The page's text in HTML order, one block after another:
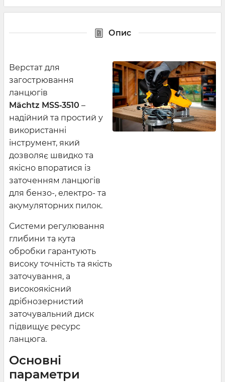
Опис
Верстат для
загострювання
ланцюгів
Mächtz MSS‑3510 –
надійний та простий у
використанні
інструмент, який
дозволяє швидко та
якісно впоратися із
заточенням ланцюгів
для бензо-, електро- та
акумуляторних пилок.
Системи регулювання
глибини та кута
обробки гарантують
високу точність та якість
заточування, а
високоякісний
дрібнозернистий
заточувальний диск
підвищує ресурс
ланцюга.
Основні
параметри